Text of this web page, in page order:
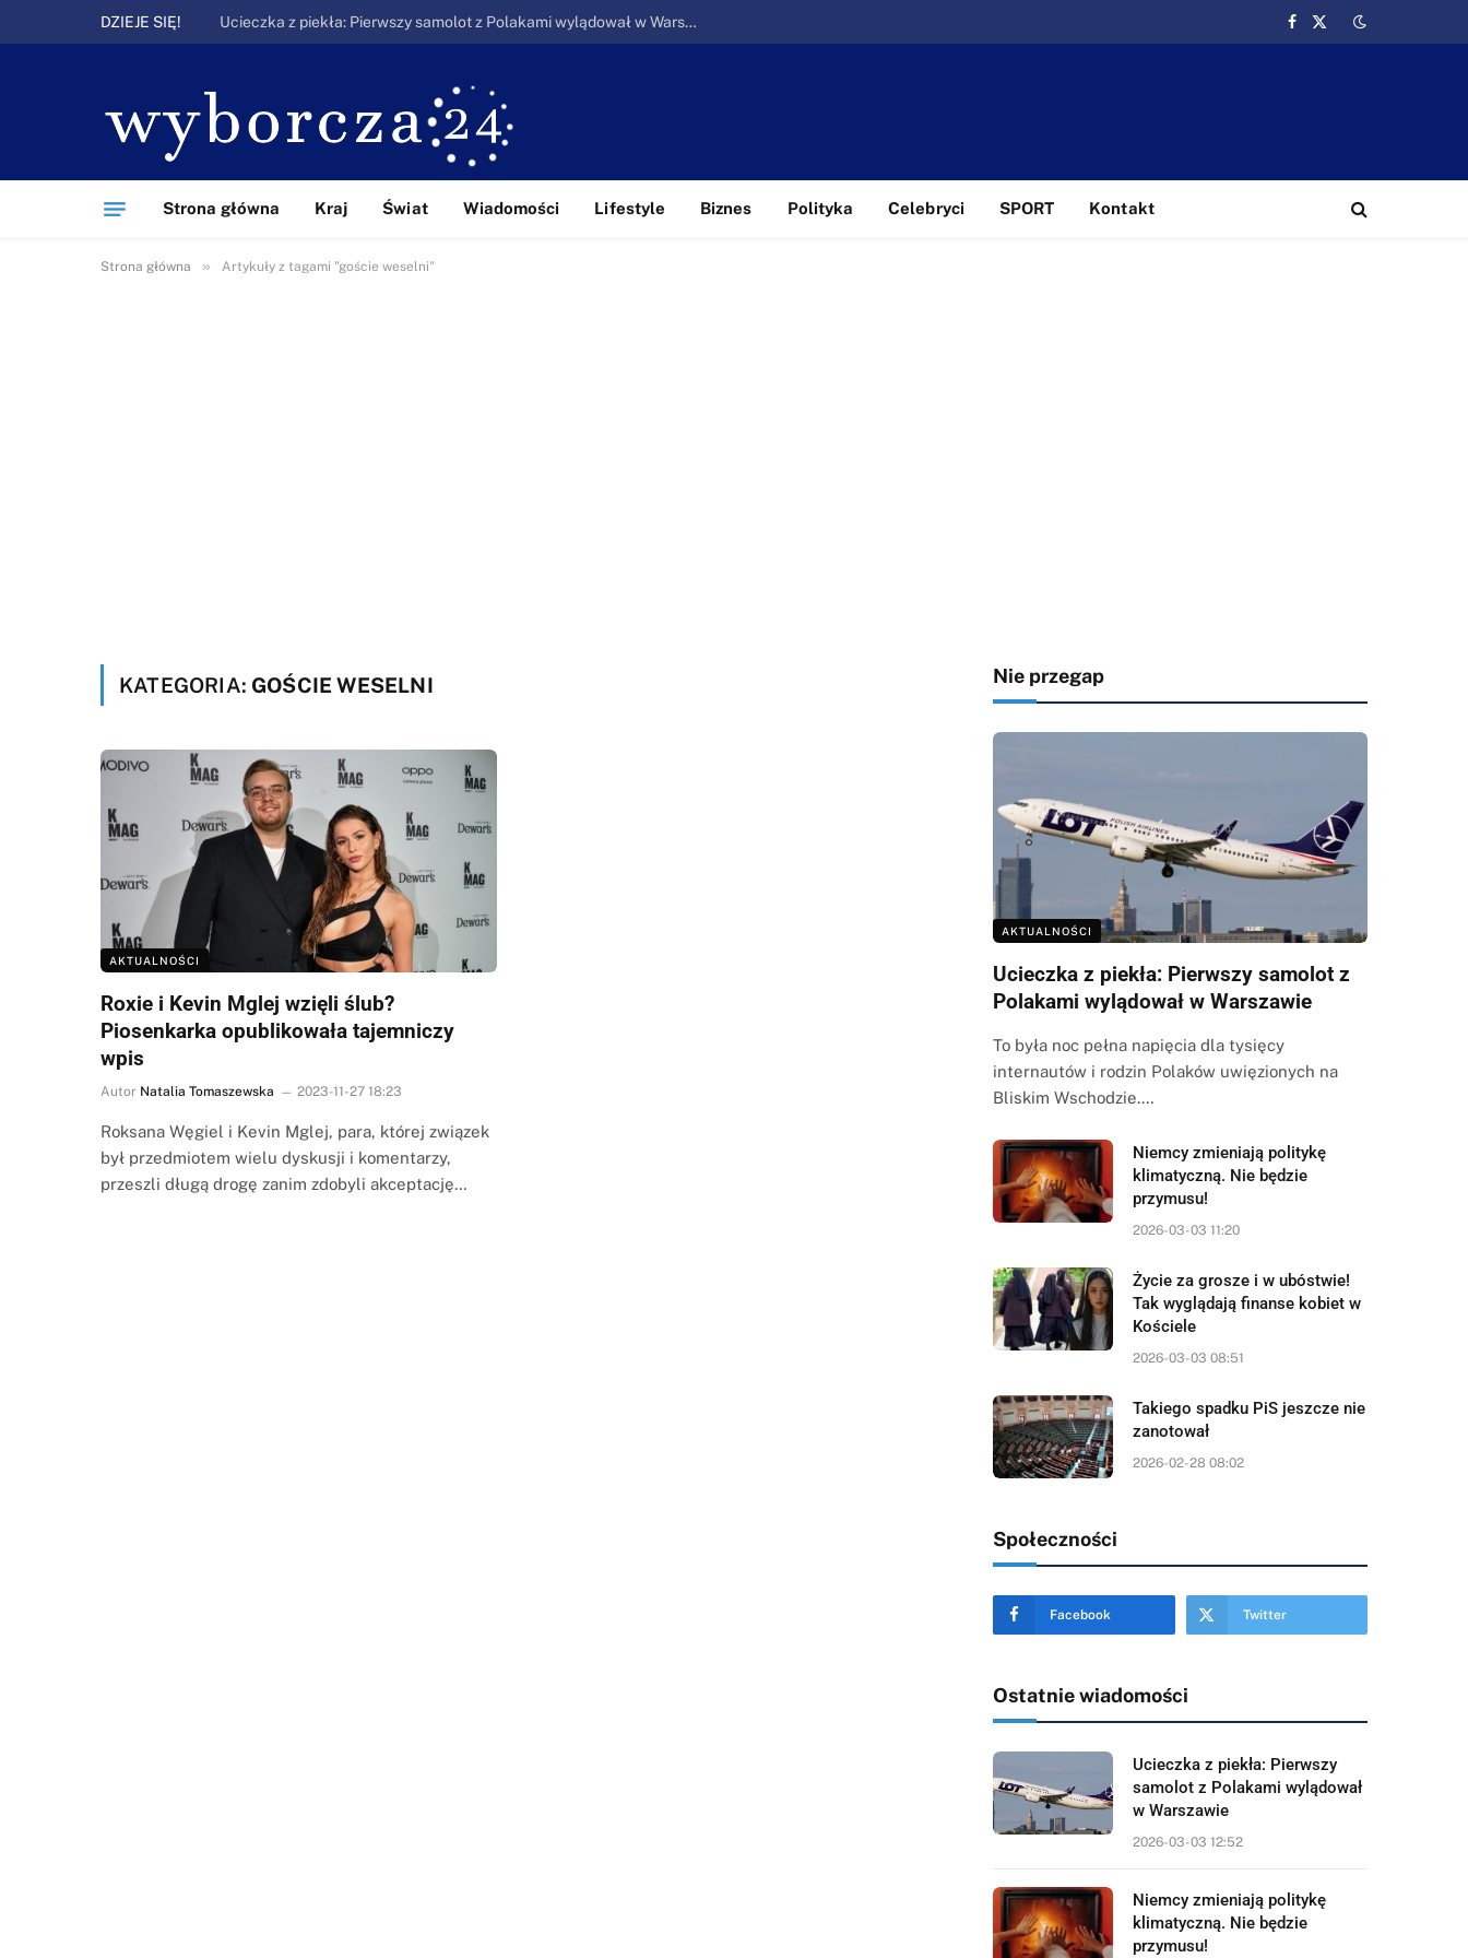
DZIEJE SIĘ! Ucieczka z piekła: Pierwszy samolot z Polakami wylądował w Warszawie
Facebook
X
Strona główna Kraj Świat Wiadomości Lifestyle Biznes Polityka Celebryci SPORT Kontakt
Strona główna » Artykuły z tagami "goście weselni"
KATEGORIA: GOŚCIE WESELNI
AKTUALNOŚCI
Roxie i Kevin Mglej wzięli ślub?
Piosenkarka opublikowała tajemniczy
wpis
Autor Natalia Tomaszewska 2023-11-27 18:23
Roksana Węgiel i Kevin Mglej, para, której związek
był przedmiotem wielu dyskusji i komentarzy,
przeszli długą drogę zanim zdobyli akceptację…
Nie przegap
AKTUALNOŚCI
Ucieczka z piekła: Pierwszy samolot z
Polakami wylądował w Warszawie
To była noc pełna napięcia dla tysięcy
internautów i rodzin Polaków uwięzionych na
Bliskim Wschodzie.…
Niemcy zmieniają politykę
klimatyczną. Nie będzie
przymusu!
2026-03-03 11:20
Życie za grosze i w ubóstwie!
Tak wyglądają finanse kobiet w
Kościele
2026-03-03 08:51
Takiego spadku PiS jeszcze nie
zanotował
2026-02-28 08:02
Społeczności
Facebook Twitter
Ostatnie wiadomości
Ucieczka z piekła: Pierwszy
samolot z Polakami wylądował
w Warszawie
2026-03-03 12:52
Niemcy zmieniają politykę
klimatyczną. Nie będzie
przymusu!